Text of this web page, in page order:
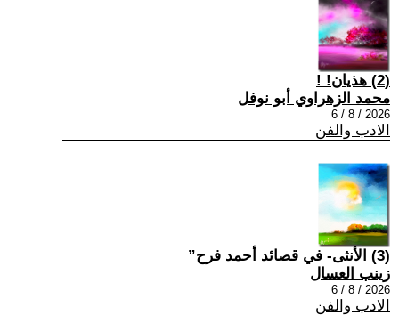
(2) هذيان! !
محمد الزهراوي أبو نوفل
2026 / 8 / 6
الادب والفن
(3) الأنثى- في قصائد أحمد فرح”
زينب العسال
2026 / 8 / 6
الادب والفن